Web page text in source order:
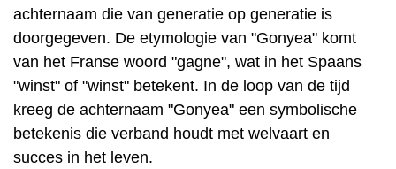
achternaam die van generatie op generatie is
doorgegeven. De etymologie van "Gonyea" komt
van het Franse woord "gagne", wat in het Spaans
"winst" of "winst" betekent. In de loop van de tijd
kreeg de achternaam "Gonyea" een symbolische
betekenis die verband houdt met welvaart en
succes in het leven.